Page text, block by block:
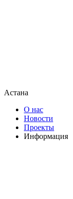
Астана
О нас
Новости
Проекты
Информация